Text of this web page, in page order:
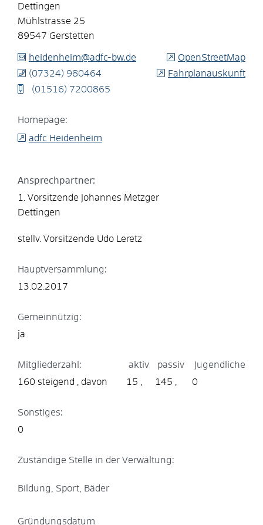
Dettingen
Mühlstrasse 25
89547 Gerstetten
OpenStreetMap
Fahrplanauskunft
heidenheim@adfc-bw.de
(07324) 980464
(01516) 7200865
Homepage:
adfc Heidenheim
Ansprechpartner:
1. Vorsitzende Johannes Metzger
Dettingen
stellv. Vorsitzende Udo Leretz
Hauptversammlung:
13.02.2017
Gemeinnützig:
ja
Mitgliederzahl:
160 steigend
aktiv
15
passiv
145
Jugendliche
0
Sonstiges:
0
Zuständige Stelle in der Verwaltung:
Bildung, Sport, Bäder
Gründungsdatum